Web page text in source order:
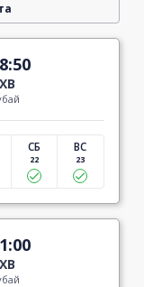
СБ
22
ВС
23